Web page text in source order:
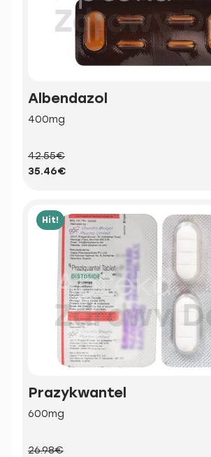
Albendazol
400mg
42.55€
35.46€
Hit!
Prazykwantel
600mg
26.98€